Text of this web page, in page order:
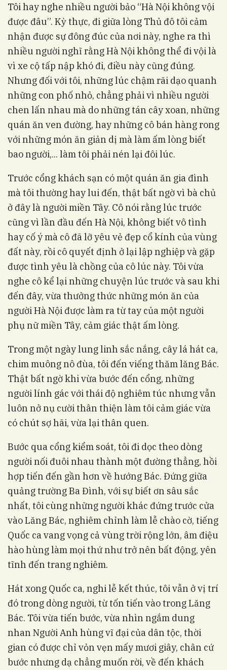
Tôi hay nghe nhiều người bảo “Hà Nội không vội
được đâu”. Kỳ thực, đi giữa lòng Thủ đô tôi cảm
nhận được sự đông đúc của nơi này, nghe ra thì
nhiều người nghĩ rằng Hà Nội không thể đi vội là
vì xe cộ tấp nập khó đi, điều này cũng đúng.
Nhưng đối với tôi, những lúc chậm rãi dạo quanh
những con phố nhỏ, chẳng phải vì nhiều người
chen lấn nhau mà do những tán cây xoan, những
quán ăn ven đường, hay những cô bán hàng rong
với những món ăn giản dị mà làm ấm lòng biết
bao người,... làm tôi phải nén lại đôi lúc.
Trước cổng khách sạn có một quán ăn gia đình
mà tôi thường hay lui đến, thật bất ngờ vì bà chủ
ở đây là người miền Tây. Cô nói rằng lúc trước
cũng vì lần đầu đến Hà Nội, không biết vô tình
hay cố ý mà cô đã lỡ yêu vẻ đẹp cổ kính của vùng
đất này, rồi cô quyết định ở lại lập nghiệp và gặp
được tình yêu là chồng của cô lúc này. Tôi vừa
nghe cô kể lại những chuyện lúc trước và sau khi
đến đây, vừa thưởng thức những món ăn của
người Hà Nội được làm ra từ tay của một người
phụ nữ miền Tây, cảm giác thật ấm lòng.
Trong một ngày lung linh sắc nắng, cây lá hát ca,
chim muông nô đùa, tôi đến viếng thăm lăng Bác.
Thật bất ngờ khi vừa bước đến cổng, những
người lính gác với thái độ nghiêm túc nhưng vẫn
luôn nở nụ cười thân thiện làm tôi cảm giác vừa
có chút sợ hãi, vừa lại thân quen.
Bước qua cổng kiểm soát, tôi đi dọc theo dòng
người nối đuôi nhau thành một đường thẳng, hồi
hợp tiến đến gần hơn về hướng Bác. Đứng giữa
quảng trường Ba Đình, với sự biết ơn sâu sắc
nhất, tôi cùng những người khác đứng trước cửa
vào Lăng Bác, nghiêm chỉnh làm lễ chào cờ, tiếng
Quốc ca vang vọng cả vùng trời rộng lớn, âm điệu
hào hùng làm mọi thứ như trở nên bất động, yên
tĩnh đến trang nghiêm.
Hát xong Quốc ca, nghi lễ kết thúc, tôi vẫn ở vị trí
đó trong dòng người, từ tốn tiến vào trong Lăng
Bác. Tôi vừa tiến bước, vừa nhìn ngắm dung
nhan Người Anh hùng vĩ đại của dân tộc, thời
gian có được chỉ vỏn vẹn mấy mươi giây, chân cứ
bước nhưng dạ chẳng muốn rời, về đến khách